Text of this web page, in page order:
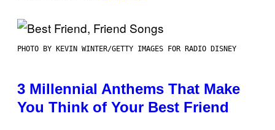
PHOTO BY KEVIN WINTER/GETTY IMAGES FOR RADIO DISNEY
3 Millennial Anthems That Make
You Think of Your Best Friend